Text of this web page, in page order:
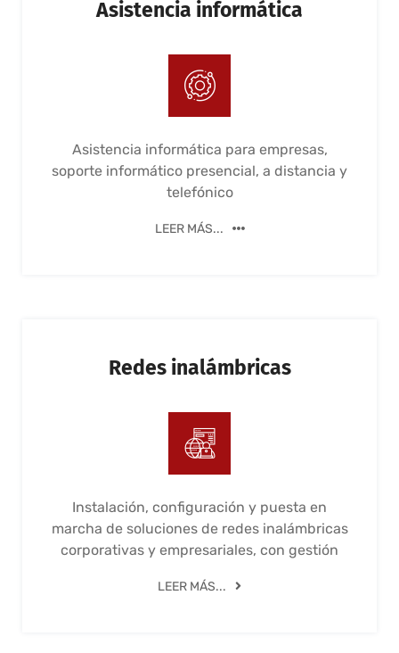
Asistencia informática
Asistencia informática para empresas,
soporte informático presencial, a distancia y
telefónico
LEER MÁS...
Redes inalámbricas
Instalación, configuración y puesta en
marcha de soluciones de redes inalámbricas
corporativas y empresariales, con gestión
LEER MÁS...